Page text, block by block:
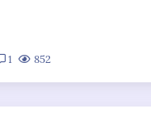
1 852